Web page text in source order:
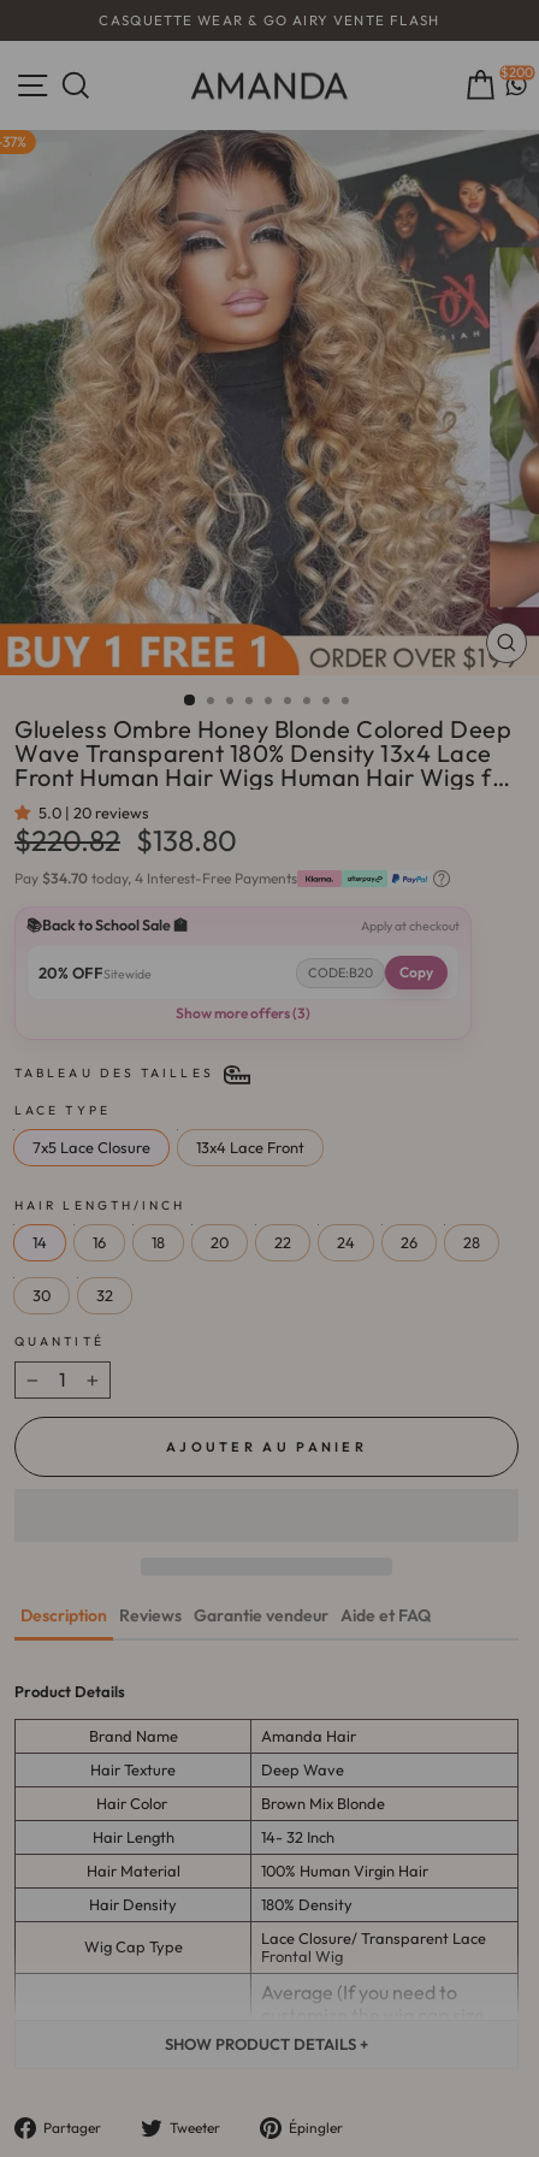
contenu
Diaporama
CASQUETTE WEAR & GO AIRY VENTE FLASH
Navigation $200
37%
Glueless Ombre Honey Blonde Colored Deep
Wave Transparent 180% Density 13x4 Lace
Front Human Hair Wigs Human Hair Wigs for
Women-Amanda Hair
5.0 | 20 reviews
Prix
régulier
$220.82
Prix
réduit
$138.80
Pay $34.70 today, 4 Interest-Free Payments
📚Back to School Sale 🏫 Apply at checkout
20% OFFSitewide CODE:B20 Copy
Show more offers (3)
TABLEAU DES TAILLES
LACE TYPE
7x5 Lace Closure 13x4 Lace Front
HAIR LENGTH/INCH
14 16 18 20 22 24 26 28
30 32
QUANTITÉ
+
AJOUTER AU PANIER
Description Reviews Garantie vendeur Aide et FAQ
Product Details
Brand Name
Amanda Hair
HairTexture
Deep Wave
Hair Color
Brown Mix Blonde
Hair Length
14- 32 Inch
Hair Material
100% Human Virgin Hair
Hair Density
180% Density
Wig Cap Type
Lace Closure/ Transparent Lace
Frontal Wig
Average (If you need to
please contact customer
months with proper care
SHOW PRODUCT DETAILS +
Partager
PartagerTweeter
TweeterÉpingler